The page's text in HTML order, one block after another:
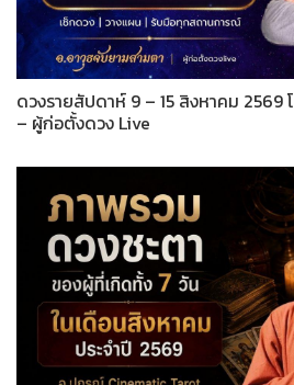
ดวงรายสัปดาห์ 9 – 15 สิงหาคม 2569
– ผู้ก่อตั้งดวง Live